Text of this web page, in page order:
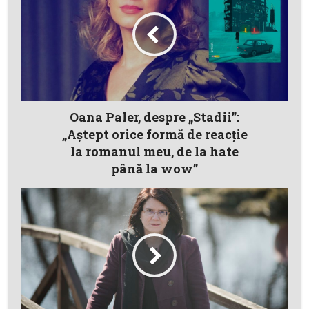
Oana Paler, despre „Stadii”:
„Aștept orice formă de reacție
la romanul meu, de la hate
până la wow”